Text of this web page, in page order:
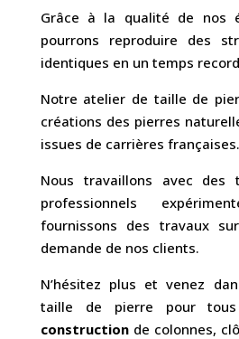
Grâce à la qualité de nos
pourrons reproduire des
identiques en un temps
Notre atelier de taille de
créations des pierres
issues de carrières françaises.
Nous travaillons avec des
professionnels
fournissons des travaux
demande de nos clients.
N’hésitez plus et venez
taille de pierre pour
constructionde colonnes,